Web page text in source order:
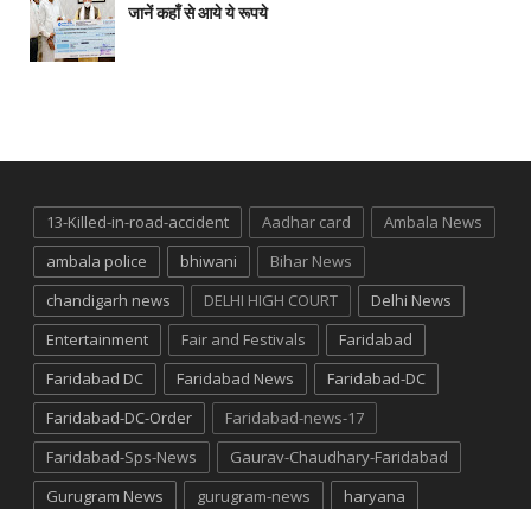
जानें कहाँ से आये ये रूपये
13-Killed-in-road-accident Aadhar card
Ambala News
ambala police
bhiwani
Bihar News
chandigarh news
DELHI HIGH COURT
Delhi News
Entertainment
Fair and Festivals
Faridabad
Faridabad DC
Faridabad News
Faridabad-DC
Faridabad-DC-Order
Faridabad-news-17
Faridabad-Sps-News
Gaurav-Chaudhary-Faridabad
Gurugram News
gurugram-news
haryana